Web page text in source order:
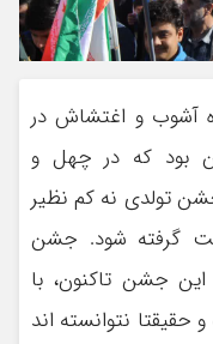
آشوب و اغتشاش در
بود که در چهل و
تولدی نه کم نظیر
گرفته شود. جشن
جشن تاکنون، با
نتوانسته اند